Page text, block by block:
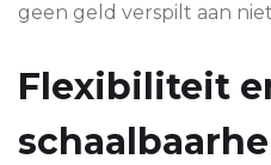
geen geld verspilt aan
Flexibiliteit